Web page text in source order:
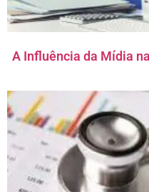
A Influência da Mídia